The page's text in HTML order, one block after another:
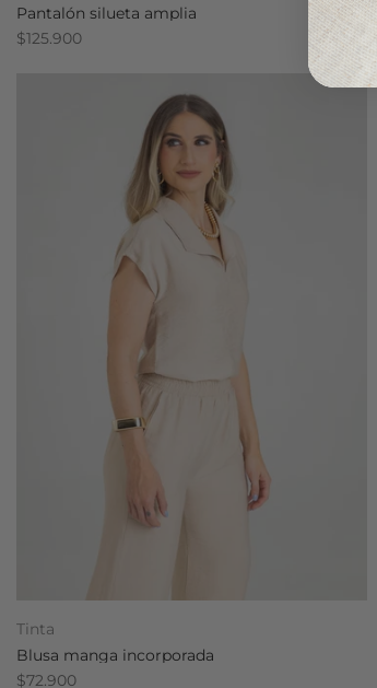
Pantalón silueta amplia
$125.900
Tinta
Blusa manga incorporada
$72.900